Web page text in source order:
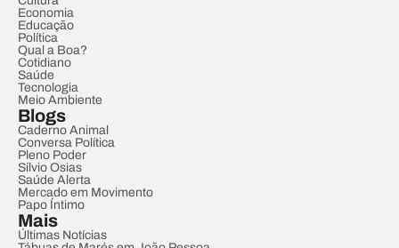
Economia
Educação
Política
Qual a Boa?
Cotidiano
Saúde
Tecnologia
Meio Ambiente
Blogs
Caderno Animal
Conversa Política
Pleno Poder
Sílvio Osias
Saúde Alerta
Mercado em Movimento
Papo Íntimo
Mais
Últimas Notícias